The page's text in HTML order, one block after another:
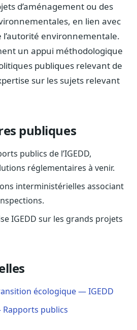
la procédure, le plaidoyer
RGPD
d’aménagement ou des
en lien avec
l’autorité environnementale.
un appui méthodologique
publiques relevant de
sur les sujets relevant
publiques
publics de l’IGEDD,
réglementaires à venir.
interministérielles associant
IGEDD sur les grands projets
écologique — IGEDD
publics